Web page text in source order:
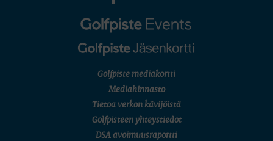
Golfpiste mediakortti
Mediahinnasto
Tietoa verkon kävijöistä
Golfpisteen yhteystiedot
DSA avoimuusraportti